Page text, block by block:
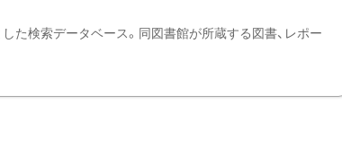
た検索データベース。同図書館が所蔵する図書、レポー